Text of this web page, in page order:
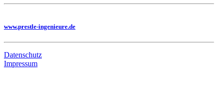
www.prestle-ingenieure.de
Datenschutz
Impressum